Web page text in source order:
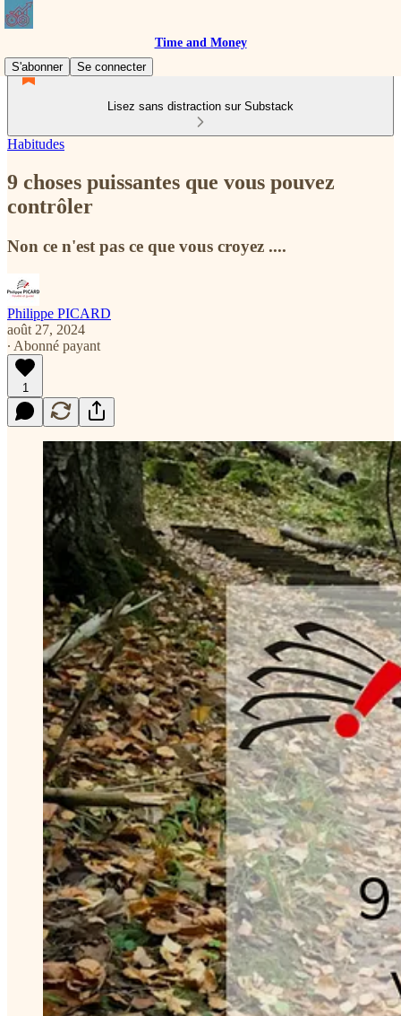
Time and Money
S'abonner
Se connecter
Lisez sans distraction sur Substack
Habitudes
9 choses puissantes que vous pouvez
contrôler
Non ce n'est pas ce que vous croyez ....
Philippe PICARD
août 27, 2024
∙ Abonné payant
1